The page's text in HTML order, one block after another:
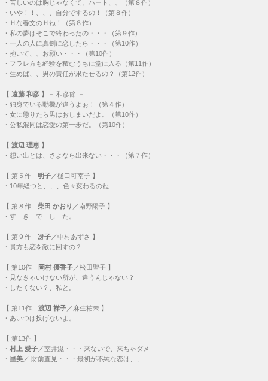
・ 苦しいのは胸じゃなくて、ハート、、（第８作）
・ いや！！、、、自分でするの！（第８作）
・ Ｈな春文のＨね！（第８作）
・ 私の夢はそこで終わったの・・・（第９作）
・ 一人の人に真剣に恋したら・・・（第10作）
・ 抱いて、、お願い・・・（第10作）
・ フラレ方も経験を積むうちに堂に入る（第11作）
・ 生めば、、男の責任が果たせるの？（第12作）
【 遠藤 和彦 】－ 和彦節 －
・ 独身でいる動機が違うよぉ！（第４作）
・ 女に懲りたら男はおしまいだよ。（第10作）
・ 公私混同は恋愛の第一歩だ。（第10作）
【 渡辺 理恵 】
・ 想い出とは、さよなら出来ない・・・（第７作）
【 第５作 明子 ／樋口可南子 】
・ 10年経つと、、、色々変わるのね
【 第８作 柴田 かおり ／南野陽子 】
・ す き で し た。
【 第９作 冴子 ／中村あずさ 】
・ 貴方も恋を敵に回すの？
【 第10作 岡村 優香子 ／松田聖子 】
・ 見なきゃいけない所が、違うんじゃない？
・ したくない？、私と。
【 第11作 渡辺 祥子 ／麻生祐未 】
・ あいつは投げないよ。
【 第13作 】
・ 村上 愛子 ／室井滋・・・ 来ないで、来ちゃダメ
・ 里美 ／ 財前直見・・・ 最初が不純な恋は、、